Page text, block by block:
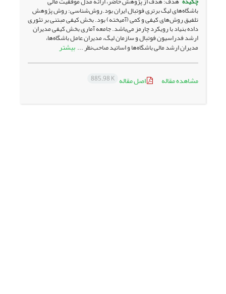
باشگاه‌های لیگ برتری فوتبال ایران بود.روش‌شناسی: روش پژوهش
تلفیق روش‌های کیفی و کمی (آمیخته) بود. بخش کیفی مبتنی بر تئوری
داده بنیاد با رویکرد چارمز می‌باشد. جامعه آماری بخش کیفی مدیران
ارشد فدراسیون فوتبال و سازمان لیگ، مدیران عامل باشگاه‌ها،
مدیران ارشد مالی باشگاه‌ها و اساتید صاحب‌نظر ... بیشتر
مشاهده مقاله اصل مقاله 885.98 K